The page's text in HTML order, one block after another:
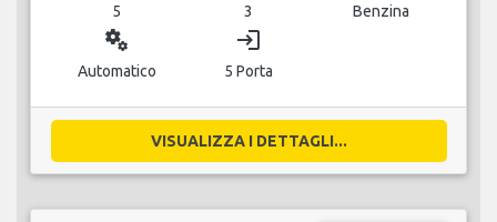
5 3 Benzina
miscellaneous_services
Automatico
login
5 Porta
VISUALIZZA I DETTAGLI...